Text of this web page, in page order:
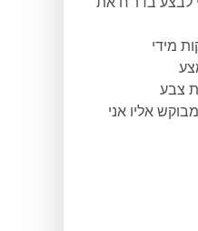
מידי
צבע
אליו אני